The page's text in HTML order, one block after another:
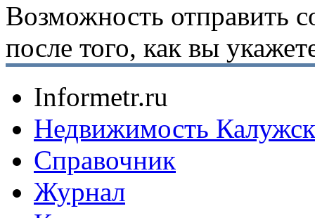
Возможность отправить
после того, как вы
Informetr.ru
Недвижимость
Справочник
Журнал